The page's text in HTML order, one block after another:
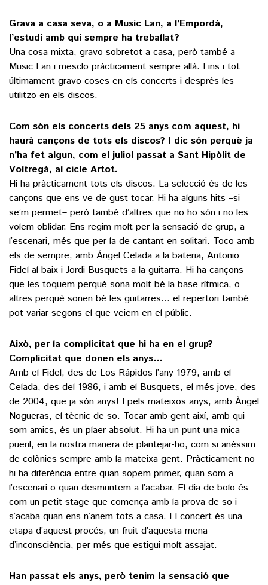
Grava a casa seva, o a Music Lan, a l’Empordà,
l’estudi amb qui sempre ha treballat?
Una cosa mixta, gravo sobretot a casa, però també a
Music Lan i mesclo pràcticament sempre allà. Fins i tot
últimament gravo coses en els concerts i després les
utilitzo en els discos.
Com són els concerts dels 25 anys com aquest, hi
haurà cançons de tots els discos? I dic són perquè ja
n’ha fet algun, com el juliol passat a Sant Hipòlit de
Voltregà, al cicle Artot.
Hi ha pràcticament tots els discos. La selecció és de les
cançons que ens ve de gust tocar. Hi ha alguns hits –si
se’m permet– però també d’altres que no ho són i no les
volem oblidar. Ens regim molt per la sensació de grup, a
l’escenari, més que per la de cantant en solitari. Toco amb
els de sempre, amb Ángel Celada a la bateria, Antonio
Fidel al baix i Jordi Busquets a la guitarra. Hi ha cançons
que les toquem perquè sona molt bé la base rítmica, o
altres perquè sonen bé les guitarres… el repertori també
pot variar segons el que veiem en el públic.
Això, per la complicitat que hi ha en el grup?
Complicitat que donen els anys…
Amb el Fidel, des de Los Rápidos l’any 1979; amb el
Celada, des del 1986, i amb el Busquets, el més jove, des
de 2004, que ja són anys! I pels mateixos anys, amb Àngel
Nogueras, el tècnic de so. Tocar amb gent així, amb qui
som amics, és un plaer absolut. Hi ha un punt una mica
pueril, en la nostra manera de plantejar-ho, com si anéssim
de colònies sempre amb la mateixa gent. Pràcticament no
hi ha diferència entre quan sopem primer, quan som a
l’escenari o quan desmuntem a l’acabar. El dia de bolo és
com un petit stage que comença amb la prova de so i
s’acaba quan ens n’anem tots a casa. El concert és una
etapa d’aquest procés, un fruit d’aquesta mena
d’inconsciència, per més que estigui molt assajat.
Han passat els anys, però tenim la sensació que